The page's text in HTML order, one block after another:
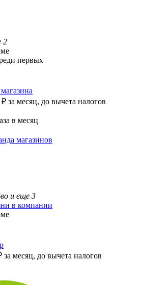
2
первых
₽ за месяц, до вычета налогов
в месяц
магазинов
и еще 3
в компании
за месяц, до вычета налогов